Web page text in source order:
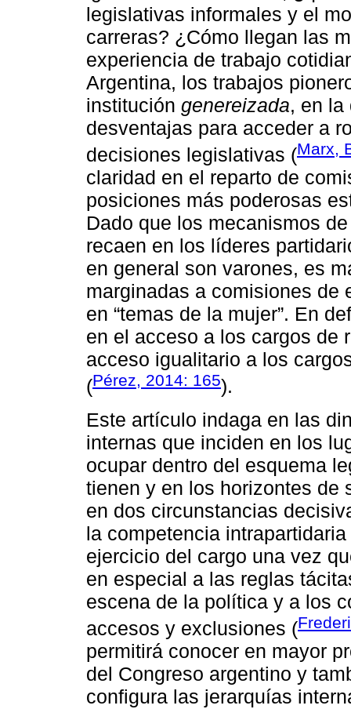
legislativas informales y el
carreras? ¿Cómo llegan las
experiencia de trabajo
Argentina, los trabajos
institución genereizada, en la
desventajas para acceder a
decisiones legislativas (Marx,
claridad en el reparto de
posiciones más poderosas
Dado que los mecanismos
recaen en los líderes
en general son varones, es
marginadas a comisiones de
en “temas de la mujer”. En
en el acceso a los cargos de
acceso igualitario a los
(Pérez, 2014: 165).
Este artículo indaga en las
internas que inciden en los
ocupar dentro del esquema
tienen y en los horizontes de
en dos circunstancias
la competencia
ejercicio del cargo una vez
en especial a las reglas
escena de la política y a los
accesos y exclusiones (
permitirá conocer en mayor
del Congreso argentino y
configura las jerarquías